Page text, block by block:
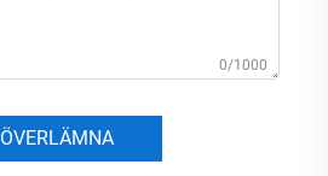
0/1000
ÖVERLÄMNA